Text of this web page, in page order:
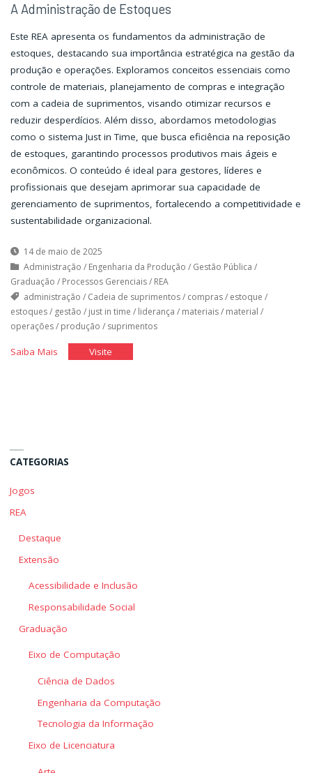
A Administração de Estoques
Este REA apresenta os fundamentos da administração de
estoques, destacando sua importância estratégica na gestão da
produção e operações. Exploramos conceitos essenciais como
controle de materiais, planejamento de compras e integração
com a cadeia de suprimentos, visando otimizar recursos e
reduzir desperdícios. Além disso, abordamos metodologias
como o sistema Just in Time, que busca eficiência na reposição
de estoques, garantindo processos produtivos mais ágeis e
econômicos. O conteúdo é ideal para gestores, líderes e
profissionais que desejam aprimorar sua capacidade de
gerenciamento de suprimentos, fortalecendo a competitividade e
sustentabilidade organizacional.
14 de maio de 2025
Administração / Engenharia da Produção / Gestão Pública /
Graduação / Processos Gerenciais/ REA
administração / Cadeia de suprimentos/ compras/ estoque /
estoques/ gestão / just in time / liderança / materiais/ material /
operações/ produção / suprimentos
Saiba Mais"A
Visite"A
CATEGORIAS
Jogos
REA
Destaque
Extensão
Acessibilidade e Inclusão
Responsabilidade Social
Graduação
Eixo de Computação
Ciência de Dados
Engenharia da Computação
Tecnologia da Informação
Eixo de Licenciatura